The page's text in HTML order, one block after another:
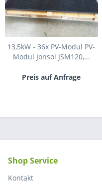
13,5kW - 36x PV-Modul PV-
Modul Jonsol JSM120,...
Preis auf Anfrage
Shop Service
Kontakt